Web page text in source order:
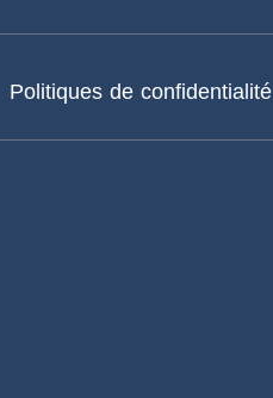
Politiques de confidentialité